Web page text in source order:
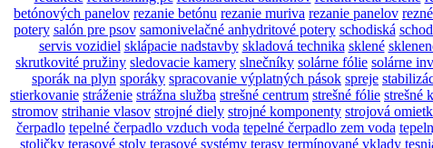
betónových panelov rezanie betónu rezanie muriva rezanie panelov
potery salón pre psov samonivelačné anhydritové potery schodiská
servis vozidiel sklápacie nadstavby skladová technika sklené
skrutkovité pružiny sledovacie kamery slnečníky solárne fólie solárne
sporák na plyn sporáky spracovanie výplatných pások spreje
stierkovanie stráženie strážna služba strešné centrum strešné fólie strešné
stromov strihanie vlasov strojné diely strojné komponenty strojová
čerpadlo tepelné čerpadlo vzduch voda tepelné čerpadlo zem voda
stoličky terasové stoly terasové systémy terasy termínované vklady